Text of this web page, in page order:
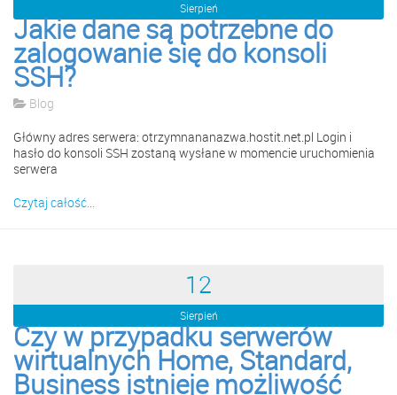
Sierpień
Jakie dane są potrzebne do
zalogowanie się do konsoli
SSH?
Blog
Główny adres serwera: otrzymnananazwa.hostit.net.pl Login i
hasło do konsoli SSH zostaną wysłane w momencie uruchomienia
serwera
Czytaj całość...
12
Sierpień
Czy w przypadku serwerów
wirtualnych Home, Standard,
Business istnieje możliwość